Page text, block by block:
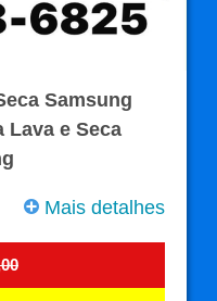
Samsung
Lava e Seca
Mais detalhes